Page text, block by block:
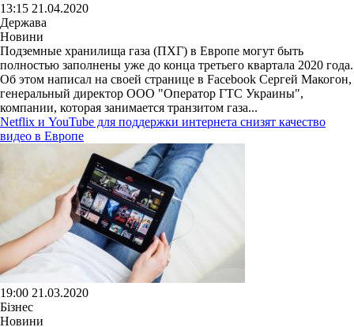
13:15 21.04.2020
Держава
Новини
Подземные хранилища газа (ПХГ) в Европе могут быть
полностью заполнены уже до конца третьего квартала 2020 года.
Об этом написал на своей странице в Facebook Сергей Макогон,
генеральный директор ООО "Оператор ГТС Украины",
компании, которая занимается транзитом газа...
Netflix и YouTube для поддержки интернета снизят качество
видео в Европе
19:00 21.03.2020
Бізнес
Новини